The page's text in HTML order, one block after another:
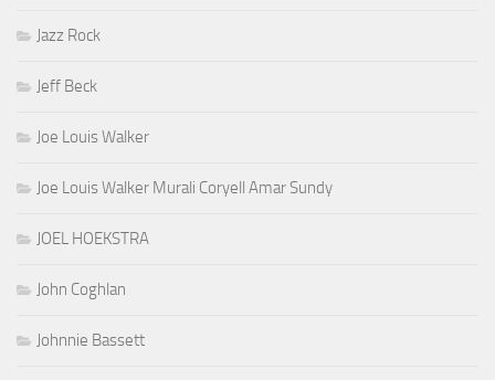
Jazz Rock
Jeff Beck
Joe Louis Walker
Joe Louis Walker Murali Coryell Amar Sundy
JOEL HOEKSTRA
John Coghlan
Johnnie Bassett